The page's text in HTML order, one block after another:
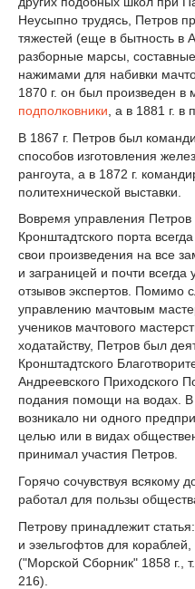
Неусыпно трудясь, Петров
тяжестей (еще в бытность в
разборные марсы,
нажимами для набивки
1870 г. он был произведен в
подполковники , а в 1881 г. в
В 1867 г. Петров был
способов изготовления
рангоута, а в 1872 г.
политехнической выставки.
Вовремя управления Петров
Кронштадтского порта
свои произведения на все
и заграницей и почти
отзывов экспертов. Помимо
управлению мачтовым
учеников мачтового
ходатайству, Петров был
Кронштадтского
Андреевского Приходского
подания помощи на водах. В
возникало ни одного
целью или в видах
принимал участия Петров.
Горячо сочувствуя всякому
работал для пользы
Петрову принадлежит
и эзельгофтов для
("Морской Сборник" 1858
216).